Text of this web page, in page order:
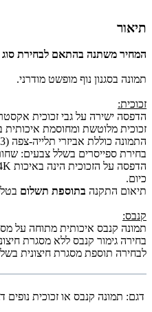
תיאור
המחיר משתנה בהתאם לבחירת סוג
תמונה בסגנון נוף מופשט מודרני.
זכוכית:
הדפסה ישירה על גבי זכוכית
זכוכית מלוטשת ומחוסמת איכותית
התמונה כוללת אביזרי תלייה-צפה (3 ס'מ מהקיר) באמצעות ספייסרים.
בחירת ספייסרים בשלל צבעים:
כיום.
תיאום התקנה בתוספת תשלום בטלפון>
קנבס:
תמונה קנבס איכותית מתוחה על
בחירה גימור קנבס ללא מסגרת
לבחירה תוספת מסגרת חיצונית
דגם: תמונה קנבס או זכוכית נופים דגם